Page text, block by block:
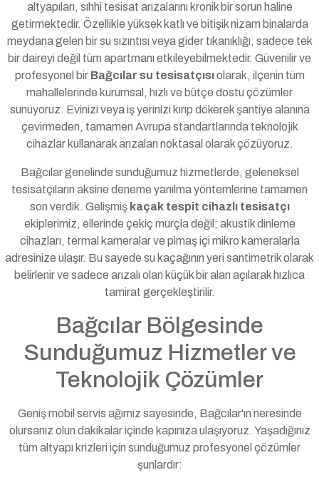
altyapıları, sıhhi tesisat arızalarını kronik bir sorun haline
getirmektedir. Özellikle yüksek katlı ve bitişik nizam binalarda
meydana gelen bir su sızıntısı veya gider tıkanıklığı, sadece tek
bir daireyi değil tüm apartmanı etkileyebilmektedir. Güvenilir ve
profesyonel bir Bağcılar su tesisatçısıolarak, ilçenin tüm
mahallelerinde kurumsal, hızlı ve bütçe dostu çözümler
sunuyoruz. Evinizi veya iş yerinizi kırıp dökerek şantiye alanına
çevirmeden, tamamen Avrupa standartlarında teknolojik
cihazlar kullanarak arızaları noktasal olarak çözüyoruz.
Bağcılar genelinde sunduğumuz hizmetlerde, geleneksel
tesisatçıların aksine deneme yanılma yöntemlerine tamamen
son verdik. Gelişmiş kaçak tespit cihazlı tesisatçı
ekiplerimiz, ellerinde çekiç murçla değil; akustik dinleme
cihazları, termal kameralar ve pimaş içi mikro kameralarla
adresinize ulaşır. Bu sayede su kaçağının yeri santimetrik olarak
belirlenir ve sadece arızalı olan küçük bir alan açılarak hızlıca
tamirat gerçekleştirilir.
Bağcılar Bölgesinde
Sunduğumuz Hizmetler ve
Teknolojik Çözümler
Geniş mobil servis ağımız sayesinde, Bağcılar'ın neresinde
olursanız olun dakikalar içinde kapınıza ulaşıyoruz. Yaşadığınız
tüm altyapı krizleri için sunduğumuz profesyonel çözümler
şunlardır: